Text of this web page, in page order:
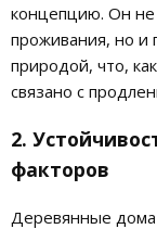
концепцию. Он не
проживания, но и
природой, что,
связано с
2.
факторов
Деревянные дома